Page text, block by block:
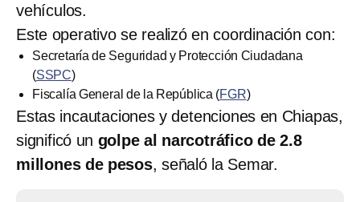
vehículos.
Este operativo se realizó en coordinación con:
Secretaría de Seguridad y Protección Ciudadana
(SSPC)
Fiscalía General de la República (FGR)
Estas incautaciones y detenciones en Chiapas,
significó un golpe al narcotráfico de 2.8
millones de pesos, señaló la Semar.